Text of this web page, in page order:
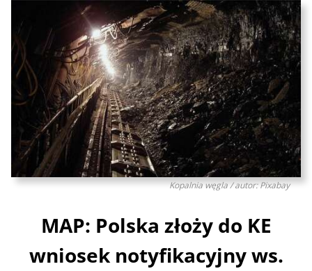
Kopalnia węgla / autor: Pixabay
MAP: Polska złoży do KE
wniosek notyfikacyjny ws.